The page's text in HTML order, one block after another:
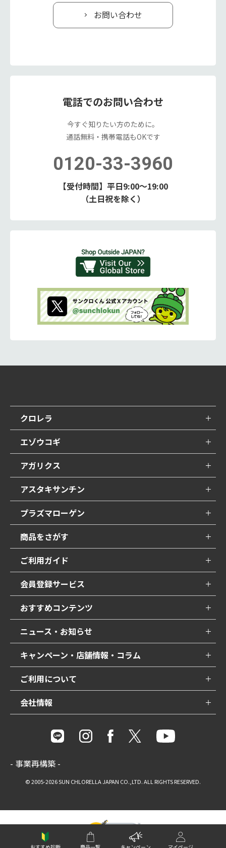
お問い合わせ
電話でのお問い合わせ
今すぐ知りたい方のために。
通話無料・携帯電話もOKです
0120-33-3960
【受付時間】平日9:00～19:00
（土日祝を除く）
クロレラ
エゾウコギ
アガリクス
アスタキサンチン
プラズマローゲン
商品をさがす
ご利用ガイド
会員登録サービス
おすすめコンテンツ
ニュース・お知らせ
キャンペーン・店舗情報・コラム
ご利用について
会社情報
- 事業再構築 -
© 2005-2026 SUN CHLORELLA JAPAN CO.,LTD. ALL RIGHTS RESERVED.